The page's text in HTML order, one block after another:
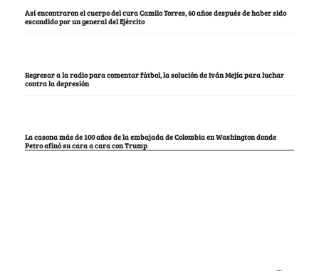
Así encontraron el cuerpo del cura Camilo Torres, 60 años después de haber sido
escondido por un general del Ejército
Regresar a la radio para comentar fútbol, la solución de Iván Mejía para luchar
contra la depresión
La casona más de 100 años de la embajada de Colombia en Washington donde
Petro afinó su cara a cara con Trump